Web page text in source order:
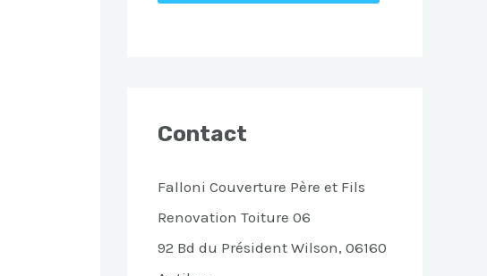
Contact
Falloni Couverture Père et Fils
Renovation Toiture 06
92 Bd du Président Wilson, 06160